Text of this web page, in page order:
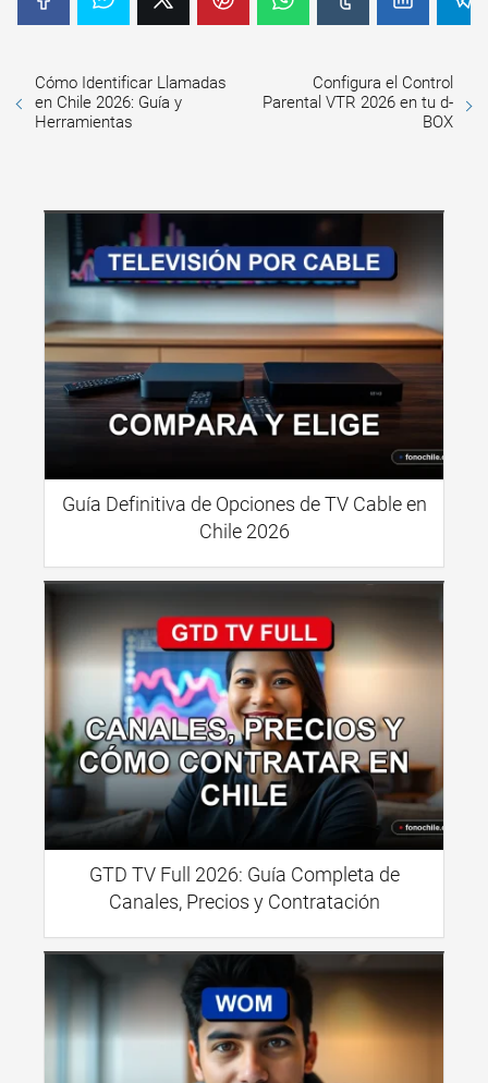
Cómo Identificar Llamadas
en Chile 2026: Guía y
Herramientas
Configura el Control
Parental VTR 2026 en tu d-
BOX
Guía Definitiva de Opciones de TV Cable en
Chile 2026
GTD TV Full 2026: Guía Completa de
Canales, Precios y Contratación